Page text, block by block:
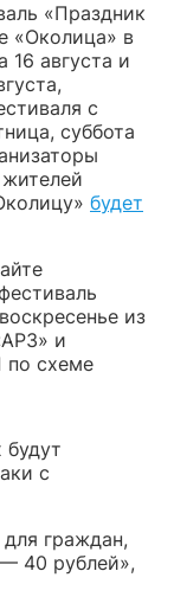
«Праздник
«Околица» в
16 августа и
с
суббота
будет
из
и
по схеме
будут
с
граждан,
40 рублей»,